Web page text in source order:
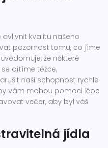
kvalitu našeho
pozornost tomu, co jíme
že některé
cítíme těžce,
naši schopnost rychle
vám mohou pomoci lépe
večer, aby byl váš
jídla